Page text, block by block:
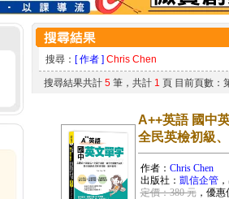
搜尋： [ 作者 ] Chris Chen
搜尋結果共計 5筆，共計 1 頁 目前頁數：
A++英語 國中
全民英檢初級
作者： Chris Chen
出版社： 凱信企管
定價：380 元，優惠